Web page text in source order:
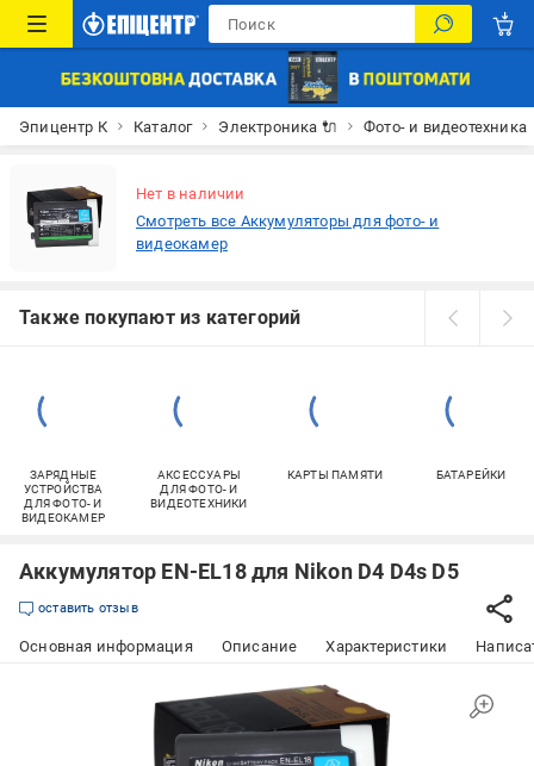
Эпицентр К Каталог Электроника 🔌 Фото- и видеотехника
Нет в наличии
Смотреть все Аккумуляторы для фото- и
видеокамер
Также покупают из категорий
ЗАРЯДНЫЕ
УСТРОЙСТВА
ДЛЯ ФОТО- И
ВИДЕОКАМЕР
АКСЕССУАРЫ
ДЛЯ ФОТО- И
ВИДЕОТЕХНИКИ
КАРТЫ ПАМЯТИ БАТАРЕЙКИ
Аккумулятор EN-EL18 для Nikon D4 D4s D5
оставить отзыв
Основная информация Описание Характеристики